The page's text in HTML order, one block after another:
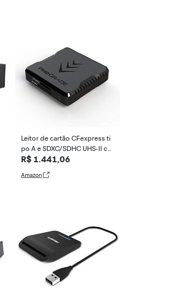
Leitor de cartão CFexpress ti
po A e SDXC/SDHC UHS-II co
m dois compartimentos | USB
igital (PG09)
R$ 1.441,06
Amazon